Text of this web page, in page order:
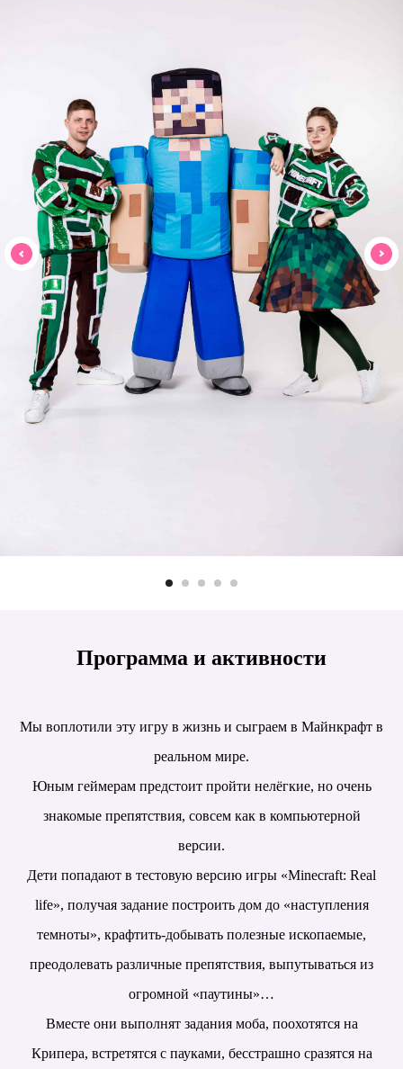
Программа и активности
Мы воплотили эту игру в жизнь и сыграем в Майнкрафт в
реальном мире.
Юным геймерам предстоит пройти нелёгкие, но очень
знакомые препятствия, совсем как в компьютерной
версии.
Дети попадают в тестовую версию игры «Minecraft: Real
life», получая задание построить дом до «наступления
темноты», крафтить-добывать полезные ископаемые,
преодолевать различные препятствия, выпутываться из
огромной «паутины»…
Вместе они выполнят задания моба, поохотятся на
Крипера, встретятся с пауками, бесстрашно сразятся на